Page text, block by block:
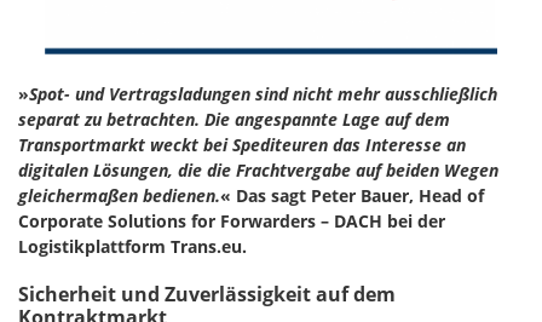
»Spot- und Vertragsladungen sind nicht mehr ausschließlich
separat zu betrachten. Die angespannte Lage auf dem
Transportmarkt weckt bei Spediteuren das Interesse an
digitalen Lösungen, die die Frachtvergabe auf beiden Wegen
gleichermaßen bedienen.« Das sagt Peter Bauer, Head of
Corporate Solutions for Forwarders – DACH bei der
Logistikplattform Trans.eu.
Sicherheit und Zuverlässigkeit auf dem